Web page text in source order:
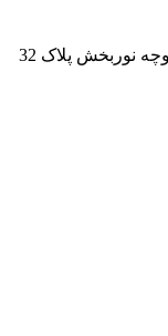
نوربخش پلاک 32